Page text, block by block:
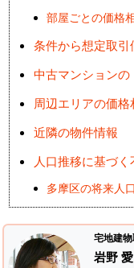
部屋ごとの価格
条件から想定取引
中古マンション
周辺エリアの価格
近隣の物件情報
人口推移に基づ
多摩区の将来人
宅地建
岩野